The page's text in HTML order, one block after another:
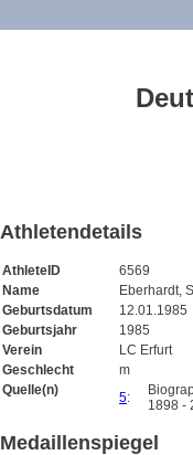
Athletendetails
AthleteID
6569
Name
Eberhardt,
Geburtsdatum
12.01.1985
Geburtsjahr
1985
Verein
LC Erfurt
Geschlecht
m
Quelle(n)
5:
1898 -
Medaillenspiegel